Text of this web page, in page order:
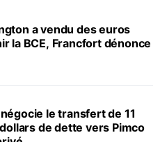
a vendu des euros
la BCE, Francfort dénonce
le transfert de 11
de dette vers Pimco